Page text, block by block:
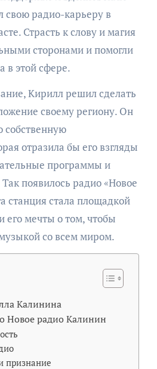
свою радио-карьеру в
Страсть к слову и магия
сторонами и помогли
в этой сфере.
Кирилл решил сделать
своему региону. Он
собственную
отразила бы его взгляды
программы и
появилось радио «Новое
станция стала площадкой
его мечты о том, чтобы
со всем миром.
Калинина
Новое радио Калинин
признание